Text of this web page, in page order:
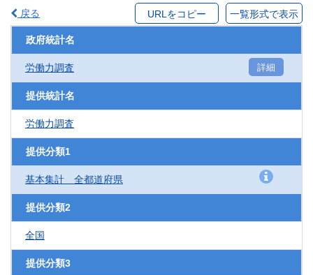
戻る URLをコピー 一覧形式で表示
政府統計名
労働力調査 詳細
提供統計名
労働力調査
提供分類1
基本集計 全都道府県
提供分類2
全国
提供分類3